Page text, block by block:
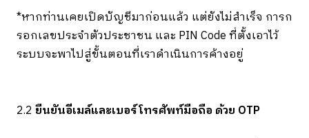
*หากท่านเคยเปิดบัญชีมาก่อนแล้ว แต่ยังไม่สำเร็จ การก
รอกเลขประจำตัวประชาชน และ PIN Code ที่ตั้งเอาไว้
ระบบจะพาไปสู่ขั้นตอนที่เราดำเนินการค้างอยู่
2.2ยืนยันอีเมล์และเบอร์โทรศัพท์มือถือ ด้วย OTP